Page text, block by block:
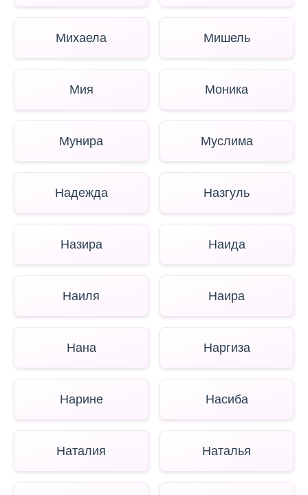
Михаела Мишель
Мия Моника
Мунира Муслима
Надежда Назгуль
Назира Наида
Наиля Наира
Нана Наргиза
Нарине Насиба
Наталия Наталья